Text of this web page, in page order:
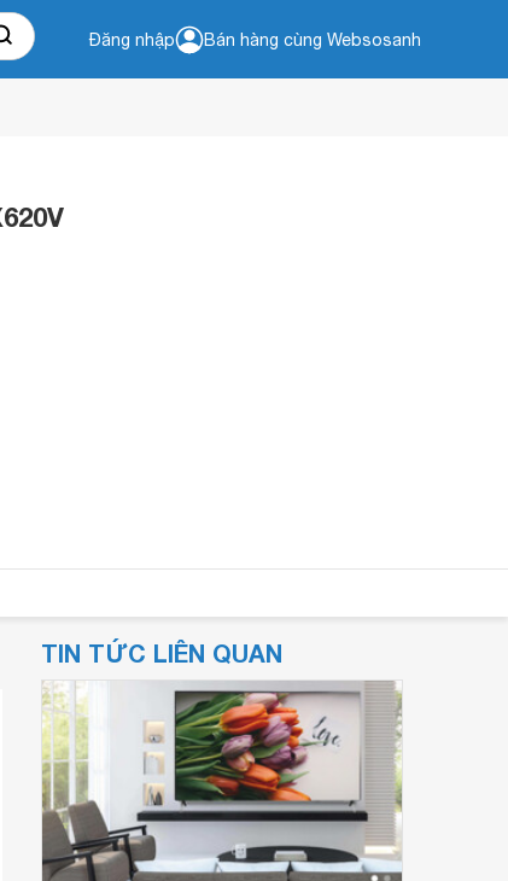
Đăng nhập Bán hàng cùng Websosanh
TIN TỨC LIÊN QUAN